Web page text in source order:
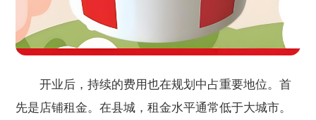
开业后，持续的费用也在规划中占重要地位。首
先是店铺租金。在县城，租金水平通常低于大城市。